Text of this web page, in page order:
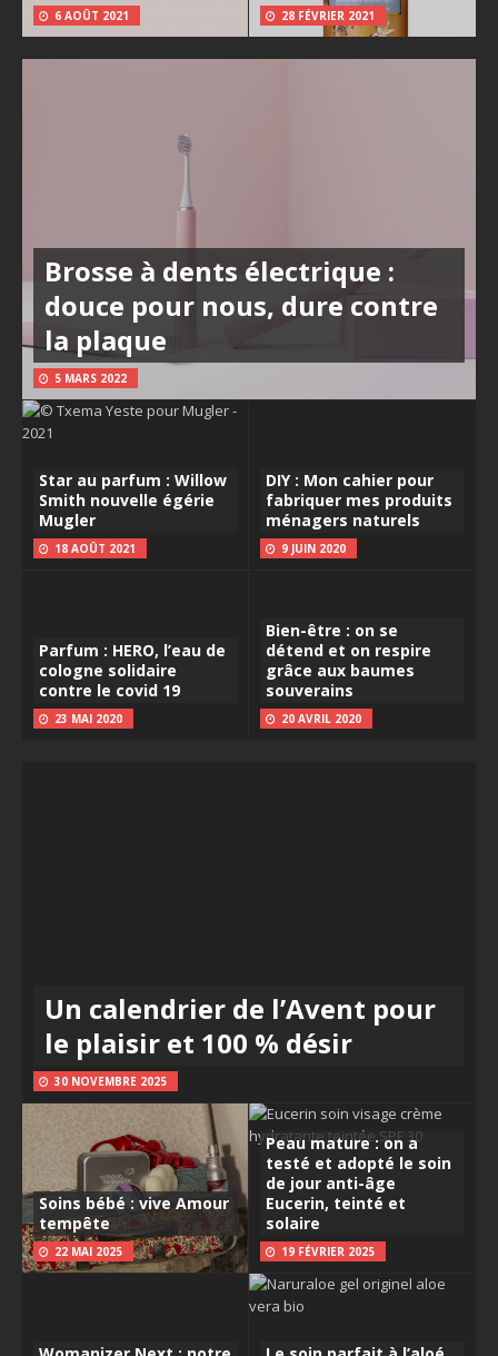
6 AOÛT 2021 28 FÉVRIER 2021
Brosse à dents électrique :
douce pour nous, dure contre
la plaque
5 MARS 2022
Star au parfum : Willow
Smith nouvelle égérie
Mugler
18 AOÛT 2021
DIY : Mon cahier pour
fabriquer mes produits
ménagers naturels
9 JUIN 2020
Parfum : HERO, l’eau de
cologne solidaire
contre le covid 19
23 MAI 2020
Bien-être : on se
détend et on respire
grâce aux baumes
souverains
20 AVRIL 2020
Un calendrier de l’Avent pour
le plaisir et 100 % désir
30 NOVEMBRE 2025
Soins bébé : vive Amour
tempête
22 MAI 2025
Peau mature : on a
testé et adopté le soin
de jour anti-âge
Eucerin, teinté et
solaire
19 FÉVRIER 2025